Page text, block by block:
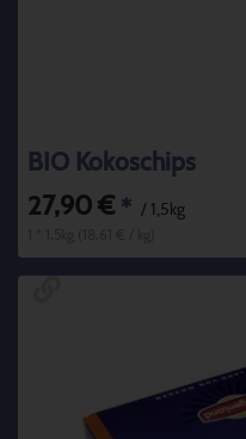
BIO Kokoschips
27,90 € * / 1,5kg